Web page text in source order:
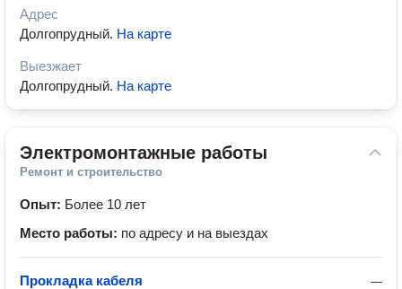
Адрес
Долгопрудный. На карте
Выезжает
Долгопрудный. На карте
Электромонтажные работы
Ремонт и строительство
Опыт: Более 10 лет
Место работы: по адресу и на выездах
—
Прокладка кабеля